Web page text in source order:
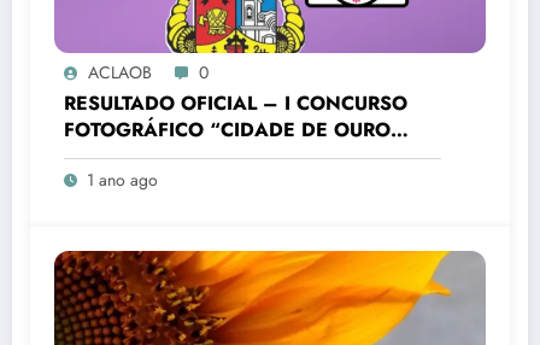
ACLAOB 0
RESULTADO OFICIAL – I CONCURSO
FOTOGRÁFICO “CIDADE DE OURO
BRANCO”
1 ano ago